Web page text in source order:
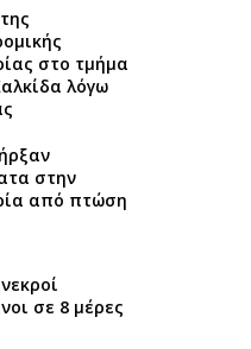
στο τμήμα
λόγω
στην
από πτώση
σε 8 μέρες